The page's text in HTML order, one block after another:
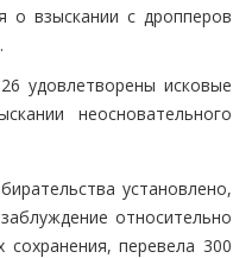
о взыскании с дропперов
удовлетворены исковые
неосновательного
установлено,
относительно
перевела 300